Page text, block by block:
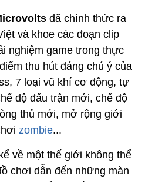
đã chính thức ra
và khoe các đoạn clip
nghiệm game trong thực
thu hút đáng chú ý của
7 loại vũ khí cơ động, tự
độ đấu trận mới, chế độ
thủ mới, mở rộng giới
zombie...
kể về một thế giới không thể
chơi dẫn đến những màn